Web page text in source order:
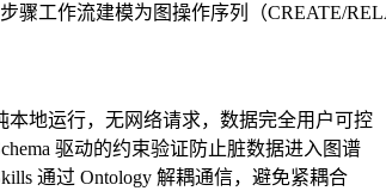
骤工作流建模为图操作序列（CREATE/
本地运行，无网络请求，数据完全用户可控
驱动的约束验证防止脏数据进入图谱
通过 Ontology 解耦通信，避免紧耦合